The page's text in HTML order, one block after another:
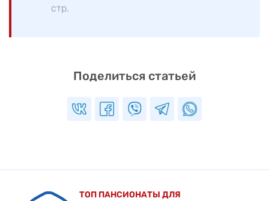
стр.
Поделиться статьей
ТОП ПАНСИОНАТЫ ДЛЯ